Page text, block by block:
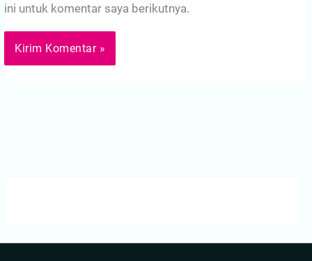
ini untuk komentar saya berikutnya.